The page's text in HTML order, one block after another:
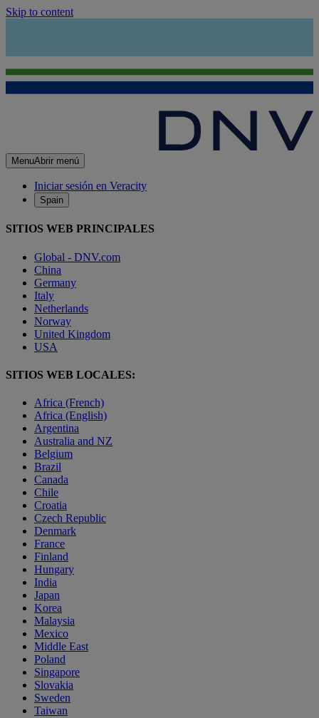
Skip to content
MenuAbrir menú
Iniciar sesión en Veracity
Spain
SITIOS WEB PRINCIPALES
Global - DNV.com
China
Germany
Italy
Netherlands
Norway
United Kingdom
USA
SITIOS WEB LOCALES:
Africa (French)
Africa (English)
Argentina
Australia and NZ
Belgium
Brazil
Canada
Chile
Croatia
Czech Republic
Denmark
France
Finland
Hungary
India
Japan
Korea
Malaysia
Mexico
Middle East
Poland
Singapore
Slovakia
Sweden
Taiwan